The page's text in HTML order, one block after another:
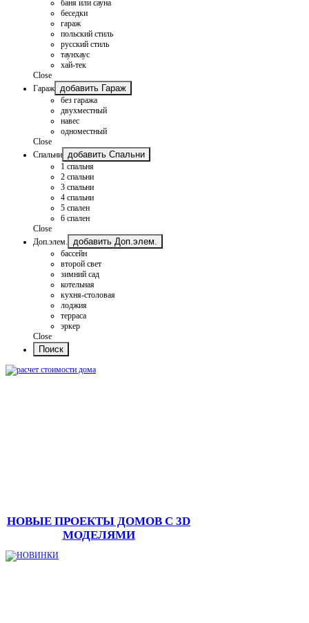
баня или сауна
беседки
гараж
польский стиль
русский стиль
таунхаус
хай-тек
Close
Гараж
добавить Гараж
без гаража
двухместный
навес
одноместный
Close
Спальни
добавить Спальни
1 спальня
2 спальни
3 спальни
4 спальни
5 спален
6 спален
Close
Доп.элем.
добавить Доп.элем.
бассейн
второй свет
зимний сад
котельная
кухня-столовая
лоджия
терраса
эркер
Close
НОВЫЕ ПРОЕКТЫ ДОМОВ С 3D
МОДЕЛЯМИ